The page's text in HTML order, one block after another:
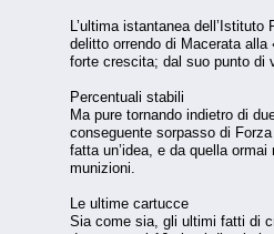
L’ultima istantanea
delitto orrendo di Macerata
forte crescita; dal suo punto di
Percentuali stabili
Ma pure tornando indietro di
conseguente sorpasso di
fatta un’idea, e da quella
munizioni.
Le ultime cartucce
Sia come sia, gli ultimi fatti di